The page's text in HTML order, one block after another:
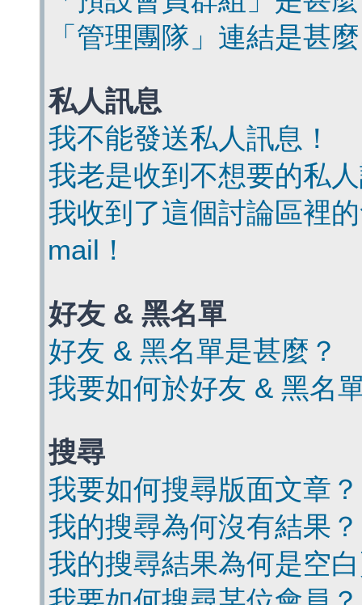
「管理團隊」連結是甚
私人訊息
我不能發送私人訊息！
我老是收到不想要的私
我收到了這個討論區裡
mail！
好友 & 黑名單
好友 & 黑名單是甚麼？
我要如何於好友 & 黑名
搜尋
我要如何搜尋版面文章？
我的搜尋為何沒有結果？
我的搜尋結果為何是空